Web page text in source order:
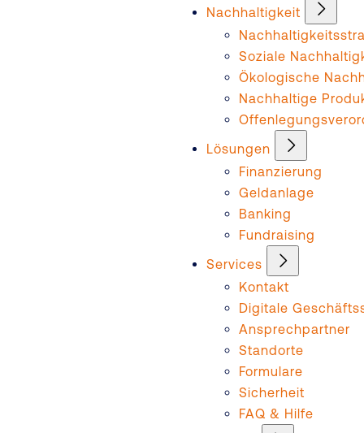
Nachhaltigkeit
Soziale
Ökologische
Nachhaltige
Lösungen
Finanzierung
Geldanlage
Banking
Fundraising
Services
Kontakt
Digitale
Ansprechpartner
Standorte
Formulare
Sicherheit
FAQ & Hilfe